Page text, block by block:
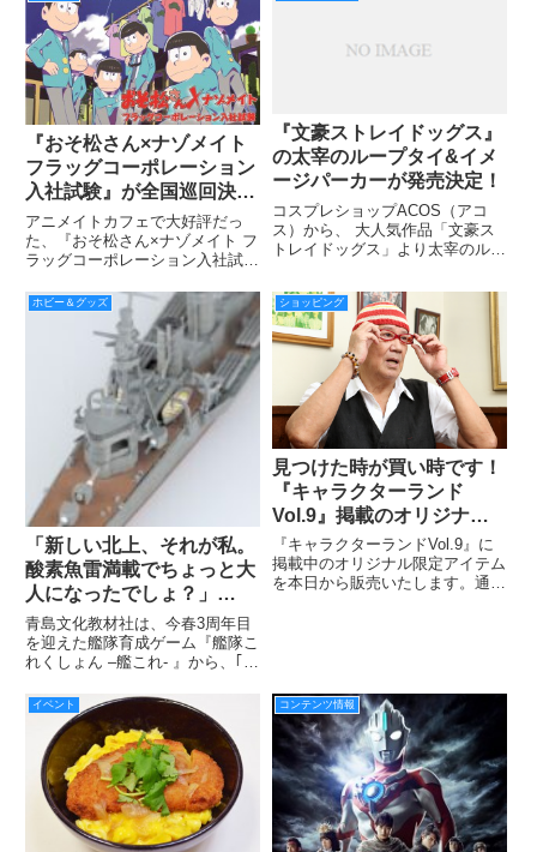
『おそ松さん×ナゾメイト
フラッグコーポレーション
入社試験』が全国巡回決
定！
アニメイトカフェで大好評だっ
た、『おそ松さん×ナゾメイト フ
ラッグコーポレーション入社試
『文豪ストレイドッグス』
の太宰のループタイ&イメ
ージパーカーが発売決定！
コスプレショップACOS（アコ
ス）から、 大人気作品「文豪ス
トレイドッグス」より太宰のルー
ト各店にて発売予定。
ホビー＆グッズ
「新しい北上、それが私。
酸素魚雷満載でちょっと大
人になったでしょ？」
『1/700 「艦これ」プラモ
デル No.32 艦娘 重雷装巡
洋艦 北上改』の塗装済み
完成品公開
青島文化教材社は、今春3周年目
を迎えた艦隊育成ゲーム『艦隊こ
れくしょん –艦これ- 』から、｢北
中。球磨型3番艦の軽重洋艦から
改装した重雷装艦のスーパー北上
さまは、完全新規金型にて今冬登
場予定。
ショッピング
見つけた時が買い時です！
『キャラクターランド
Vol.9』掲載のオリジナル
限定アイテム絶賛販売中！
『キャラクターランドVol.9』に
掲載中のオリジナル限定アイテム
を本日から販売いたします。通販
イベント コンテンツ情報